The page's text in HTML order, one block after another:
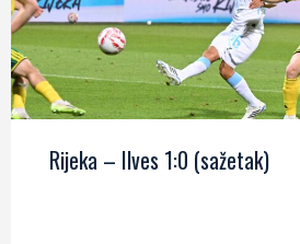
Rijeka – Ilves 1:0 (sažetak)